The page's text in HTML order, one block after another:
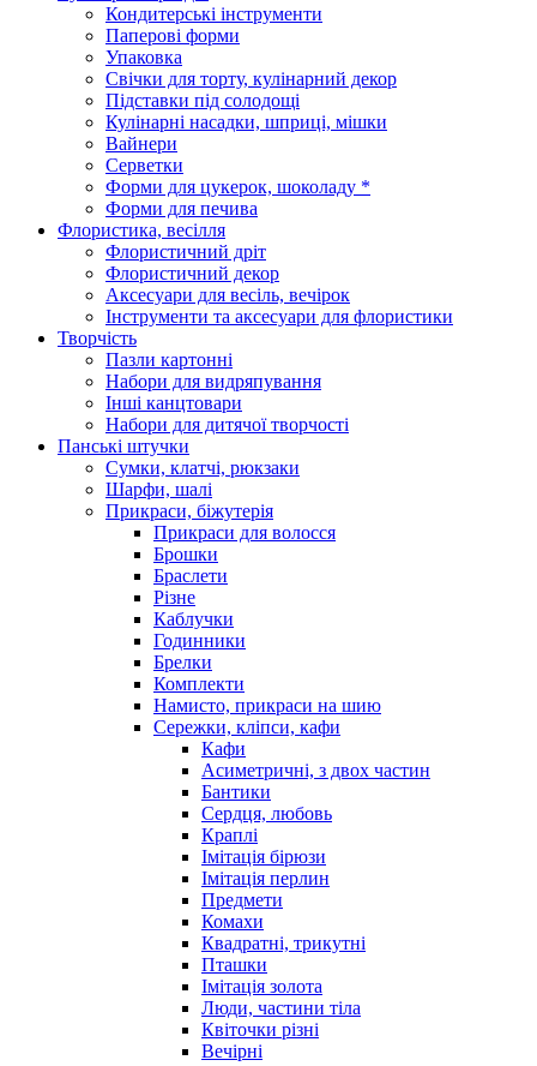
Кондитерські інструменти
Паперові форми
Упаковка
Свічки для торту, кулінарний декор
Підставки під солодощі
Кулінарні насадки, шприці, мішки
Вайнери
Серветки
Форми для цукерок, шоколаду *
Форми для печива
Флористика, весілля
Флористичний дріт
Флористичний декор
Аксесуари для весіль, вечірок
Інструменти та аксесуари для флористики
Творчість
Пазли картонні
Набори для видряпування
Інші канцтовари
Набори для дитячої творчості
Панські штучки
Сумки, клатчі, рюкзаки
Шарфи, шалі
Прикраси, біжутерія
Прикраси для волосся
Брошки
Браслети
Різне
Каблучки
Годинники
Брелки
Комплекти
Намисто, прикраси на шию
Сережки, кліпси, кафи
Кафи
Асиметричні, з двох частин
Бантики
Сердця, любовь
Краплі
Імітація бірюзи
Імітація перлин
Предмети
Комахи
Квадратні, трикутні
Пташки
Імітація золота
Люди, частини тіла
Квіточки різні
Вечірні